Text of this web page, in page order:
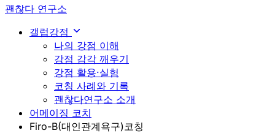
괜찮다 연구소
갤럽강점
나의 강점 이해
강점 감각 깨우기
강점 활용·실험
코칭 사례와 기록
괜찮다연구소 소개
어메이징 코치
Firo-B(대인관계욕구)코칭